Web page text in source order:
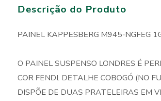
Descrição do Produto
PAINEL KAPPESBERG M945-NGFEG
O PAINEL SUSPENSO LONDRES É
COR FENDI, DETALHE COBOGÓ (NO
DISPÕE DE DUAS PRATELEIRAS EM